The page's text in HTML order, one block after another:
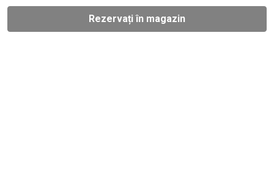
Rezervați în magazin